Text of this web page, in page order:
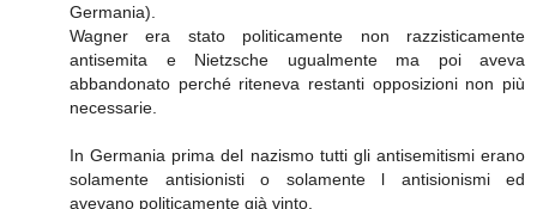
Germania).
Wagner era stato politicamente non razzisticamente
antisemita e Nietzsche ugualmente ma poi aveva
abbandonato perché riteneva restanti opposizioni non più
necessarie.
In Germania prima del nazismo tutti gli antisemitismi erano
solamente antisionisti o solamente l antisionismi ed
avevano politicamente già vinto.